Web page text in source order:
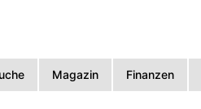
Magazin Finanzen